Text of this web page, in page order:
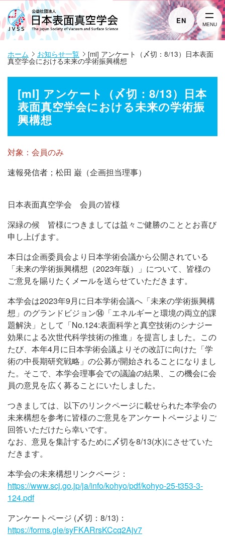
EN MENU
ホーム お知らせ一覧 [ml] アンケート（〆切：8/13）日本表面
真空学会における未来の学術振興構想
[ml] アンケート（〆切：8/13）日本
表面真空学会における未来の学術振
興構想
対象：会員のみ
速報発信者；松田 巌（企画担当理事）
日本表面真空学会 会員の皆様
深緑の候 皆様につきましては益々ご健勝のこととお喜び
申し上げます。
本日は企画委員会より日本学術会議から公開されている
「未来の学術振興構想（2023年版）」について、皆様の
ご意見を賜りたくメールを送らせていただきます。
本学会は2023年9月に日本学術会議へ「未来の学術振興構
想」のグランドビジョン⑭「エネルギーと環境の両立的課
題解決」として「No.124:表面科学と真空技術のシナジー
効果による次世代科学技術の推進」を提言しました。この
たび、本年4月に日本学術会議よりその改訂に向けた「学
術の中長期研究戦略」の公募が開始されることになりまし
た。そこで、本学会理事会での議論の結果、この機会に会
員の意見を広く募ることにいたしました。
つきましては、以下のリンクページに載せられた本学会の
未来構想を参考に皆様のご意見をアンケートページよりご
回答いただけたら幸いです。
なお、意見を集計するために〆切を8/13(水)にさせていた
だきます。
本学会の未来構想リンクページ：
https://www.scj.go.jp/ja/info/kohyo/pdf/kohyo-25-t353-3-
124.pdf
アンケートページ (〆切：8/13)：
https://forms.gle/syFKARrsKCcq2Ajv7